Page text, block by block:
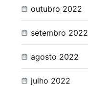
outubro 2022
setembro 2022
agosto 2022
julho 2022